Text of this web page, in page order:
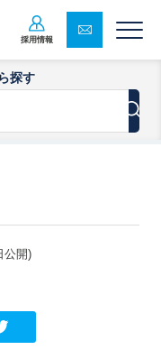
採用情報
探す
公開)